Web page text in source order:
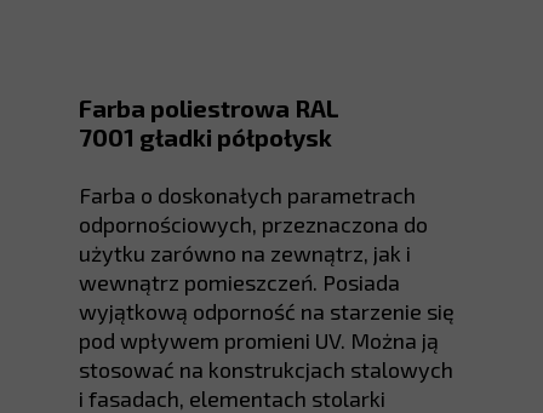
Farba poliestrowa RAL
7001 gładki półpołysk
Farba o doskonałych parametrach
odpornościowych, przeznaczona do
użytku zarówno na zewnątrz, jak i
wewnątrz pomieszczeń. Posiada
wyjątkową odporność na starzenie się
pod wpływem promieni UV. Można ją
stosować na konstrukcjach stalowych
i fasadach, elementach stolarki